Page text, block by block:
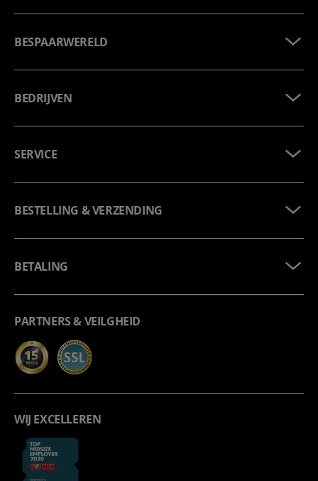
BESPAARWERELD
BEDRIJVEN
SERVICE
BESTELLING & VERZENDING
BETALING
PARTNERS & VEILGHEID
WIJ EXCELLEREN